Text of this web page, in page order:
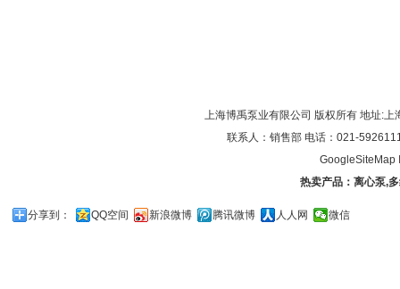
上海博禹泵业有限公司 版权所有 地址:
联系人：销售部 电话：021-
GoogleSiteMap
热卖产品： 离心泵,
分享到： QQ空间 新浪微博 腾讯微博 人人网 微信